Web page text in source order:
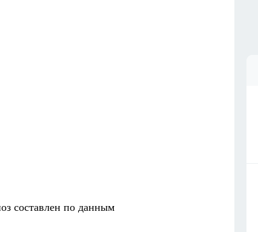
составлен по данным